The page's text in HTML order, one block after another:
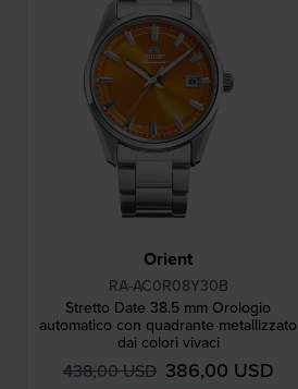
Orient
RA-AC0R08Y30B
Stretto Date 38.5 mm Orologio
automatico con quadrante metallizzato
dai colori vivaci
438,00 USD 386,00 USD